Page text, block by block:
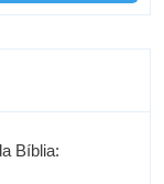
Bíblia: